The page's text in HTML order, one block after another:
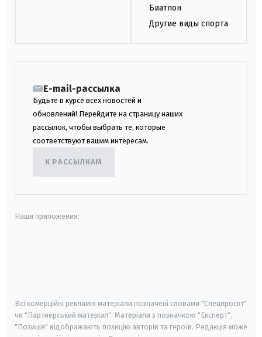
Биатлон
Другие виды спорта
E-mail-рассылка
Будьте в курсе всех новостей и
обновлений! Перейдите на страницу наших
рассылок, чтобы выбрать те, которые
соответствуют вашим интересам.
К РАССЫЛКАМ
Наши приложения:
Всі комерційні рекламні матеріали позначені словами "Спецпроєкт"
чи "Партнерський матеріал". Матеріали з позначкою "Експерт",
"Позиція" відображають позицію авторів та героїв. Редакція може